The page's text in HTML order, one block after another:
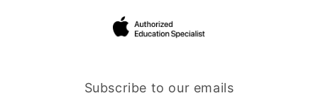
Subscribe to our emails